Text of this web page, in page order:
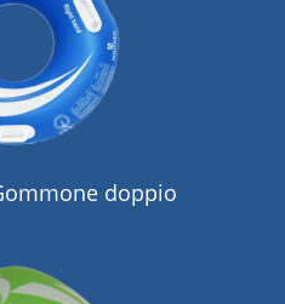
doppio